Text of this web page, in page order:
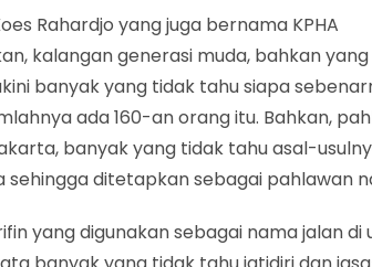
Rahardjo yang juga bernama KPHA
kalangan generasi muda, bahkan yang
banyak yang tidak tahu siapa
ada 160-an orang itu. Bahkan,
banyak yang tidak tahu asal-
ditetapkan sebagai pahlawan
yang digunakan sebagai nama jalan di